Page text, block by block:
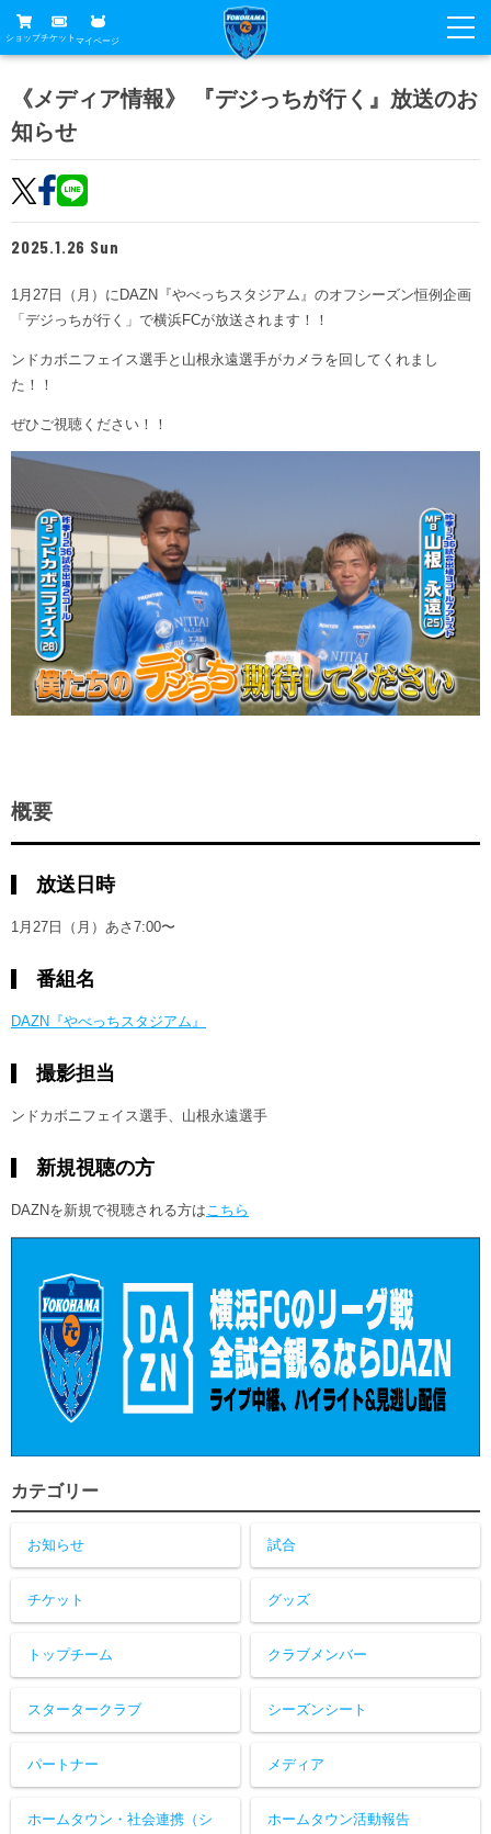
ショップチケット マイページ
グッズ
ホームタウン
トップチーム
メディア
試合
試合
試合日程
チケット
チケットガイド
席種・価格表
チケット購入方法
販売スケジュール
ニッパツシート
Buy Ticket Here
チーム
選手・スタッフ
練習見学について
観戦ガイド
横浜FC観戦ガイド
クラブ
フリ丸のページ
サステナビリティ
ホームタウン活動
横浜FCスポーツクラブ
ニッパツ横浜FCシーガルズ
ゲームスチュワード
ファン
横浜FC公式オンラインショップ
クラブメンバー
スタータークラブ
スペシャルコンテンツ
オリジナルビール
アカデミー
育成ビジョン
試合日程・結果
アカデミー選手
アカデミースタッフ
フェニックスクラブ
パートナー
パートナー一覧
あしながドリーム基金
お問い合わせ
お問い合わせ
《メディア情報》 『デジっちが行く』放送のお
知らせ
2025.1.26 Sun
1月27日（月）にDAZN『やべっちスタジアム』のオフシーズン恒例企画
「デジっちが行く」で横浜FCが放送されます！！
ンドカボニフェイス選手と山根永遠選手がカメラを回してくれまし
た！！
ぜひご視聴ください！！
概要
放送日時
1月27日（月）あさ7:00〜
番組名
DAZN『やべっちスタジアム』
撮影担当
ンドカボニフェイス選手、山根永遠選手
新規視聴の方
DAZNを新規で視聴される方は こちら
カテゴリー
お知らせ 試合
チケット グッズ
トップチーム クラブメンバー
スタータークラブ シーズンシート
パートナー メディア
ホームタウン・社会連携（シ ホームタウン活動報告